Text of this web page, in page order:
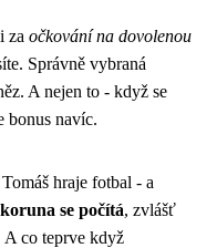
za očkování na dovolenou
Správně vybraná
A nejen to - když se
bonus navíc.
hraje fotbal - a
se počítá, zvlášť
A co teprve když